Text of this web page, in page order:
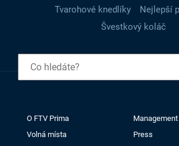
Tvarohové knedlíky
Nejlepší
Švestkový koláč
O FTV Prima
Management
Volná místa
Press